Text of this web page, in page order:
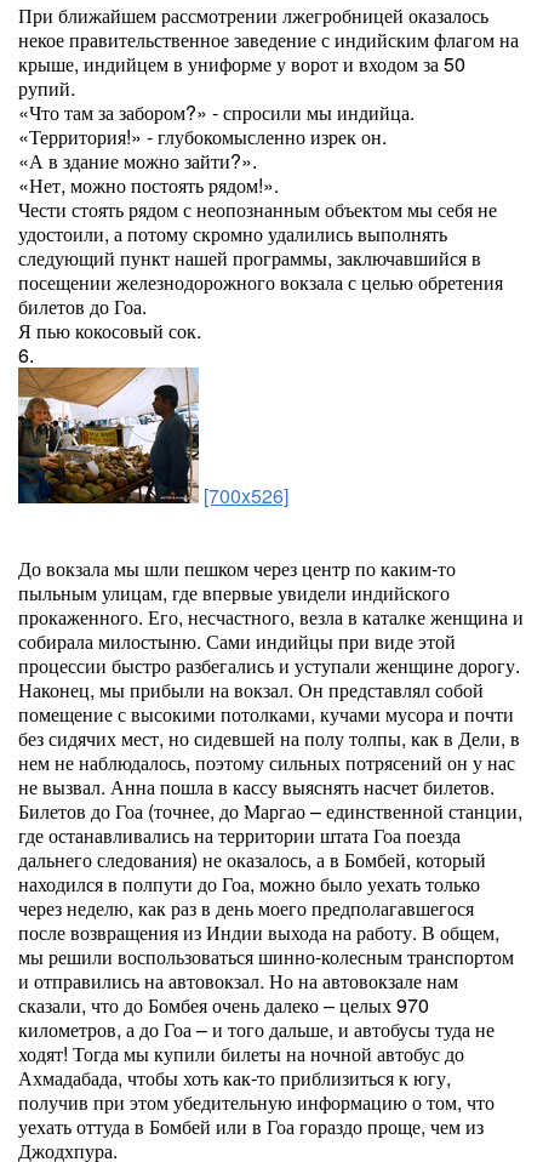
При ближайшем рассмотрении лжегробницей оказалось
некое правительственное заведение с индийским флагом на
крыше, индийцем в униформе у ворот и входом за 50
рупий.
«Что там за забором?» - спросили мы индийца.
«Территория!» - глубокомысленно изрек он.
«А в здание можно зайти?».
«Нет, можно постоять рядом!».
Чести стоять рядом с неопознанным объектом мы себя не
удостоили, а потому скромно удалились выполнять
следующий пункт нашей программы, заключавшийся в
посещении железнодорожного вокзала с целью обретения
билетов до Гоа.
Я пью кокосовый сок.
6.
[700x526]
До вокзала мы шли пешком через центр по каким-то
пыльным улицам, где впервые увидели индийского
прокаженного. Его, несчастного, везла в каталке женщина и
собирала милостыню. Сами индийцы при виде этой
процессии быстро разбегались и уступали женщине дорогу.
Наконец, мы прибыли на вокзал. Он представлял собой
помещение с высокими потолками, кучами мусора и почти
без сидячих мест, но сидевшей на полу толпы, как в Дели, в
нем не наблюдалось, поэтому сильных потрясений он у нас
не вызвал. Анна пошла в кассу выяснять насчет билетов.
Билетов до Гоа (точнее, до Маргао – единственной станции,
где останавливались на территории штата Гоа поезда
дальнего следования) не оказалось, а в Бомбей, который
находился в полпути до Гоа, можно было уехать только
через неделю, как раз в день моего предполагавшегося
после возвращения из Индии выхода на работу. В общем,
мы решили воспользоваться шинно-колесным транспортом
и отправились на автовокзал. Но на автовокзале нам
сказали, что до Бомбея очень далеко – целых 970
километров, а до Гоа – и того дальше, и автобусы туда не
ходят! Тогда мы купили билеты на ночной автобус до
Ахмадабада, чтобы хоть как-то приблизиться к югу,
получив при этом убедительную информацию о том, что
уехать оттуда в Бомбей или в Гоа гораздо проще, чем из
Джодхпура.